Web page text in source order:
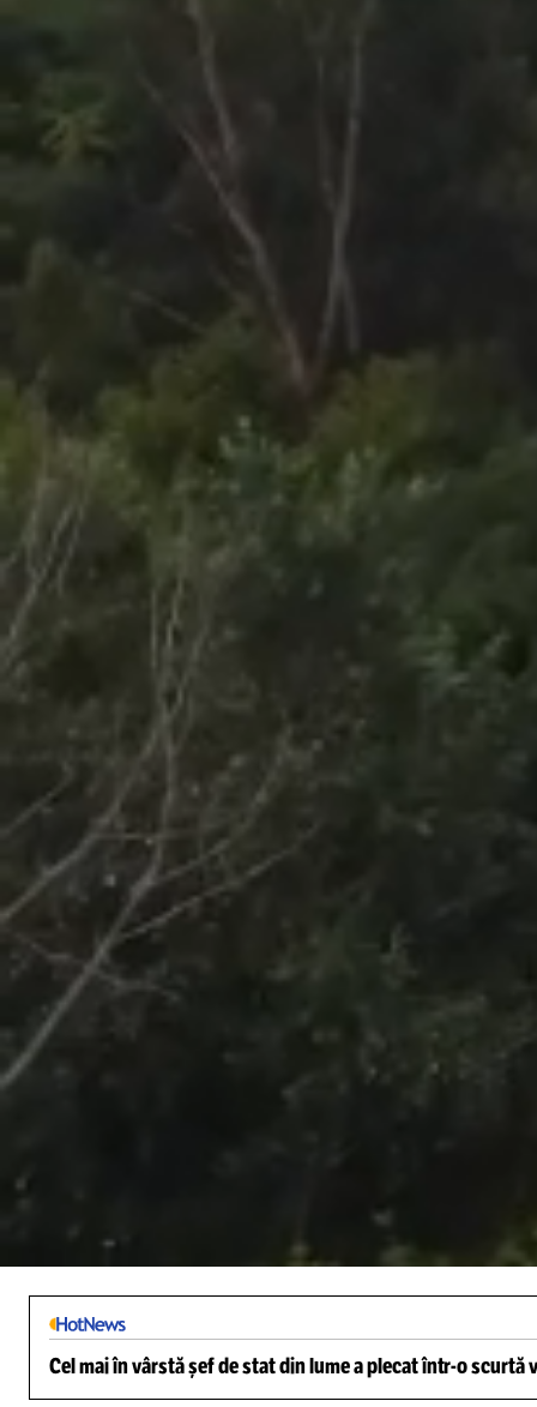
Unmute
Cel mai în vârstă șef de stat din lume a plecat într-o scurtă